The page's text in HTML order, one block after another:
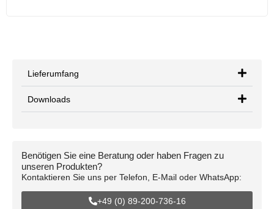
Lieferumfang
Downloads
Benötigen Sie eine Beratung oder haben Fragen zu
unseren Produkten?
Kontaktieren Sie uns per Telefon, E-Mail oder WhatsApp:
+49 (0) 89-200-736-16